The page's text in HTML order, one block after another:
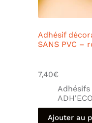
Adhésif
SANS PVC –
7,40€
Adhésifs
Ajouter au